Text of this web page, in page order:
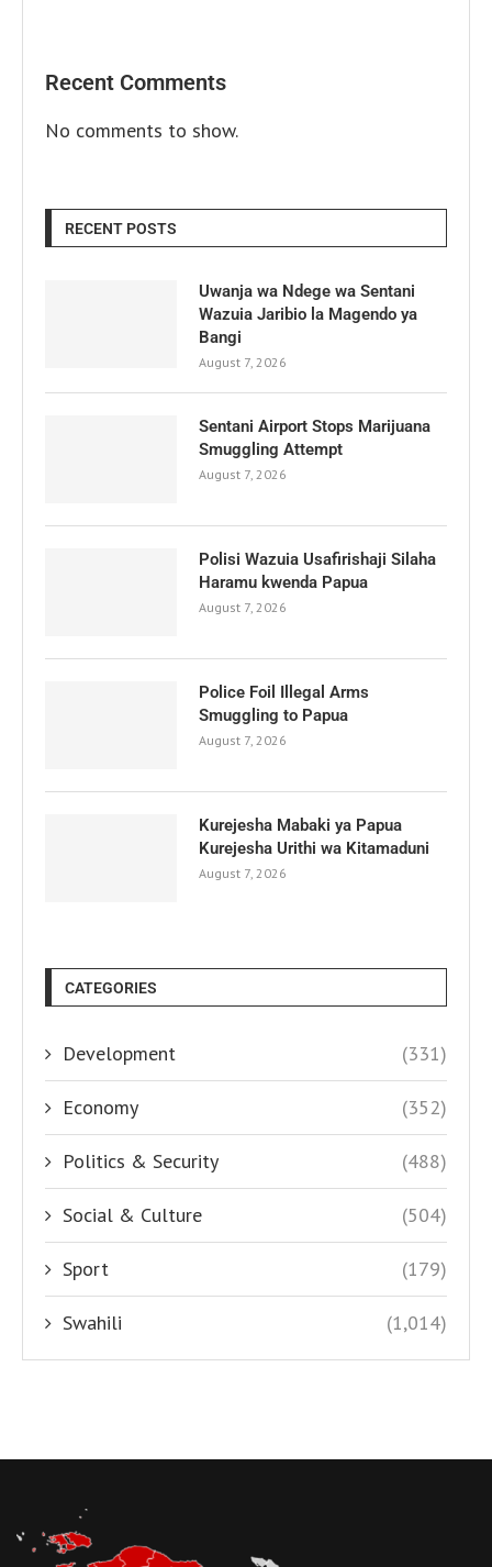
Recent Comments
No comments to show.
RECENT POSTS
Uwanja wa Ndege wa Sentani
Wazuia Jaribio la Magendo ya
Bangi
August 7, 2026
Sentani Airport Stops Marijuana
Smuggling Attempt
August 7, 2026
Polisi Wazuia Usafirishaji Silaha
Haramu kwenda Papua
August 7, 2026
Police Foil Illegal Arms
Smuggling to Papua
August 7, 2026
Kurejesha Mabaki ya Papua
Kurejesha Urithi wa Kitamaduni
August 7, 2026
CATEGORIES
Development (331)
Economy (352)
Politics & Security (488)
Social & Culture (504)
Sport (179)
Swahili (1,014)